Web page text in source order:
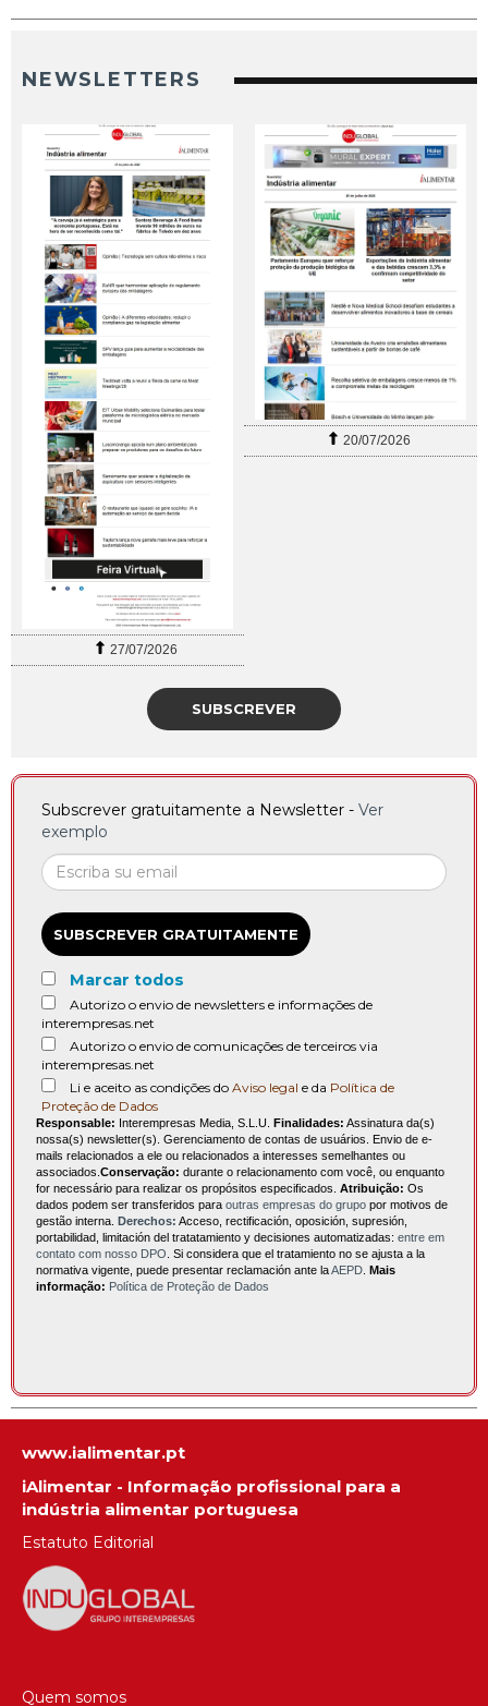
NEWSLETTERS
27/07/2026
20/07/2026
SUBSCREVER
Subscrever gratuitamente a Newsletter - Ver
exemplo
SUBSCREVER GRATUITAMENTE
Marcar todos
Autorizo o envio de newsletters e informações de
interempresas.net
Autorizo o envio de comunicações de terceiros via
interempresas.net
Li e aceito as condições do Aviso legal e da Política de
Proteção de Dados
Responsable: Interempresas Media, S.L.U. Finalidades: Assinatura da(s)
nossa(s) newsletter(s). Gerenciamento de contas de usuários. Envio de e-
mails relacionados a ele ou relacionados a interesses semelhantes ou
associados. Conservação: durante o relacionamento com você, ou enquanto
for necessário para realizar os propósitos especificados. Atribuição: Os
dados podem ser transferidos para outras empresas do grupo por motivos de
gestão interna.
Derechos: Acceso, rectificación, oposición, supresión,
portabilidad, limitación del tratatamiento y decisiones automatizadas: entre em
contato com nosso DPO . Si considera que el tratamiento no se ajusta a la
normativa vigente, puede presentar reclamación ante laAEPD
Mais
informação: Política de Proteção de Dados
www.ialimentar.pt
iAlimentar - Informação profissional para a
indústria alimentar portuguesa
Estatuto Editorial
Quem somos